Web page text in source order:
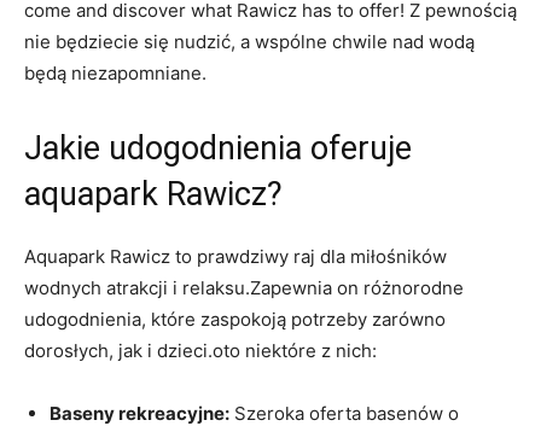
come and discover what Rawicz has to offer! Z pewnością
nie będziecie się nudzić, a wspólne chwile nad wodą
będą niezapomniane.
Jakie udogodnienia oferuje
aquapark Rawicz?
Aquapark Rawicz to prawdziwy raj dla miłośników
wodnych atrakcji i relaksu.Zapewnia on różnorodne
udogodnienia, które zaspokoją potrzeby zarówno
dorosłych, jak i dzieci.oto niektóre z nich:
Baseny rekreacyjne: Szeroka oferta basenów o